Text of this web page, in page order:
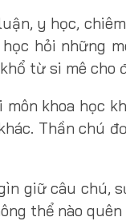
y học,
hỏi những
từ si mê
khoa học
Thần chú
giữ câu chú,
thể nào